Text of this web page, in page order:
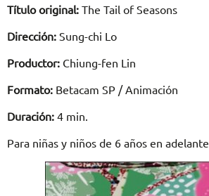
Título original: The Tail of Seasons
Dirección: Sung-chi Lo
Productor: Chiung-fen Lin
Formato: Betacam SP / Animación
Duración: 4 min.
Para niñas y niños de 6 años en adelante